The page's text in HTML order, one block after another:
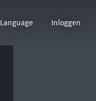
Language Inloggen